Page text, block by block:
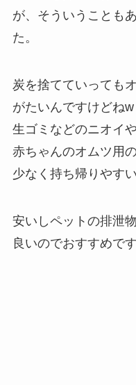
が、そういうことも
た。
炭を捨てていっても
がたいんですけどねw
生ゴミなどのニオイ
赤ちゃんのオムツ用
少なく持ち帰りやす
安いしペットの排泄
良いのでおすすめで